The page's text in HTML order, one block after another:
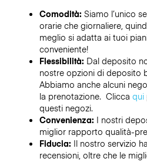
Comodità: Siamo l’unico
orarie che giornaliere,
meglio si adatta ai tuoi
conveniente!
Flessibilità: Dal deposito
nostre opzioni di deposito
Abbiamo anche alcuni
la prenotazione. Clicca qui
questi negozi.
Convenienza: I nostri
miglior rapporto qualità-
Fiducia: Il nostro servizio
recensioni, oltre che le